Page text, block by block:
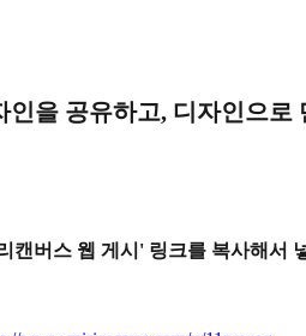
인을 공유하고, 디자인으
캔버스 웹 게시' 링크를 복사해서